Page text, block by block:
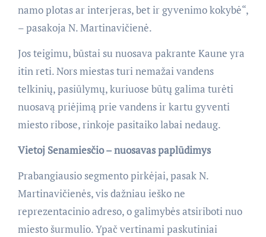
namo plotas ar interjeras, bet ir gyvenimo kokybė“,
– pasakoja N. Martinavičienė.
Jos teigimu, būstai su nuosava pakrante Kaune yra
itin reti. Nors miestas turi nemažai vandens
telkinių, pasiūlymų, kuriuose būtų galima turėti
nuosavą priėjimą prie vandens ir kartu gyventi
miesto ribose, rinkoje pasitaiko labai nedaug.
Vietoj Senamiesčio – nuosavas paplūdimys
Prabangiausio segmento pirkėjai, pasak N.
Martinavičienės, vis dažniau ieško ne
reprezentacinio adreso, o galimybės atsiriboti nuo
miesto šurmulio. Ypač vertinami paskutiniai